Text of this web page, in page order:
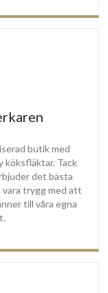
butik med
köksfläktar. Tack
det bästa
vara trygg med att
till våra egna